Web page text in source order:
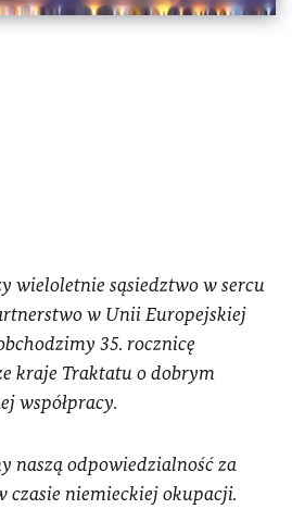
wieloletnie sąsiedztwo w sercu
w Unii Europejskiej
35. rocznicę
kraje Traktatu o dobrym
współpracy.
naszą odpowiedzialność za
czasie niemieckiej okupacji.